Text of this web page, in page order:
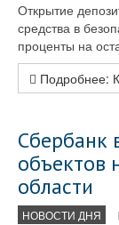
Открытие
средства в
проценты на
Подробнее:
Сбербанк
объектов
области
НОВОСТИ ДНЯ